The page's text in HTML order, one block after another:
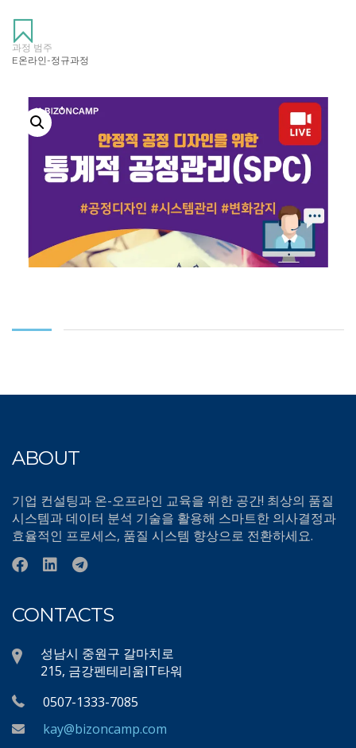
과정 범주
E온라인-정규과정
ABOUT
기업 컨설팅과 온-오프라인 교육을 위한 공간! 최상의 품질
시스템과 데이터 분석 기술을 활용해 스마트한 의사결정과
효율적인 프로세스, 품질 시스템 향상으로 전환하세요.
CONTACTS
성남시 중원구 갈마치로
215, 금강펜테리움IT타워
0507-1333-7085
kay@bizoncamp.com